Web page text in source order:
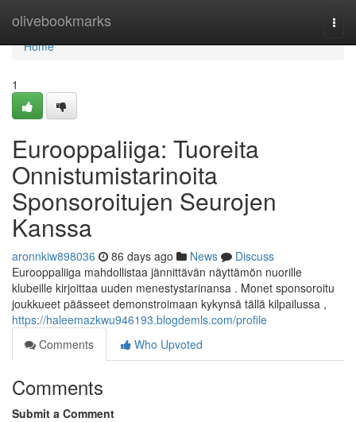
olivebookmarks
Home
Home
1
Eurooppaliiga: Tuoreita
Onnistumistarinoita
Sponsoroitujen Seurojen
Kanssa
aronnkiw898036 86 days ago News
Discuss
Eurooppaliiga mahdollistaa jännittävän näyttämön nuorille
klubeille kirjoittaa uuden menestystarinansa . Monet sponsoroitu
joukkueet päässeet demonstroimaan kykynsä tällä kilpailussa ,
https://haleemazkwu946193.blogdemls.com/profile
Comments
Who Upvoted
Comments
Submit a Comment